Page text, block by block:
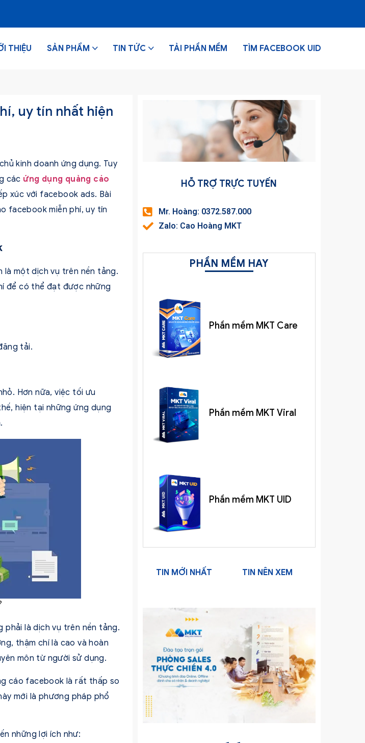
THIỆU SẢN PHẨM TIN TỨC TẢI PHẦN MỀM TÌM FACEBOOK UID
uy tín nhất hiện
kinh doanh ứng dụng. Tuy
các ứng dụng quảng cáo
xúc với facebook ads. Bài
facebook miễn phí, uy tín
một dịch vụ trên nền tảng.
để có thể đạt được những
tải.
Hơn nữa, việc tối ưu
hiện tại những ứng dụng
phải là dịch vụ trên nền tảng.
thậm chí là cao và hoàn
môn từ người sử dụng.
cáo facebook là rất thấp so
mới là phương pháp phổ
những lợi ích như:
HỖ TRỢ TRỰC TUYẾN
Mr. Hoàng: 0372.587.000
Zalo: Cao Hoàng MKT
PHẦN MỀM HAY
Phần mềm MKT Care
Phần mềm MKT Viral
Phần mềm MKT UID
TIN MỚI NHẤT TIN NÊN XEM